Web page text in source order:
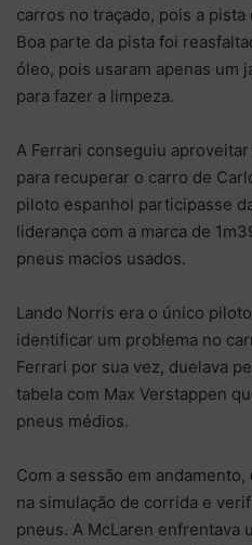
carros no traçado, pois a
Boa parte da pista foi
óleo, pois usaram apenas um
para fazer a limpeza.
A Ferrari conseguiu
para recuperar o carro de
piloto espanhol participasse
liderança com a marca de
pneus macios usados.
Lando Norris era o único
identificar um problema no
Ferrari por sua vez, duelava
tabela com Max Verstappen
pneus médios.
Com a sessão em
na simulação de corrida e
pneus. A McLaren enfrentava